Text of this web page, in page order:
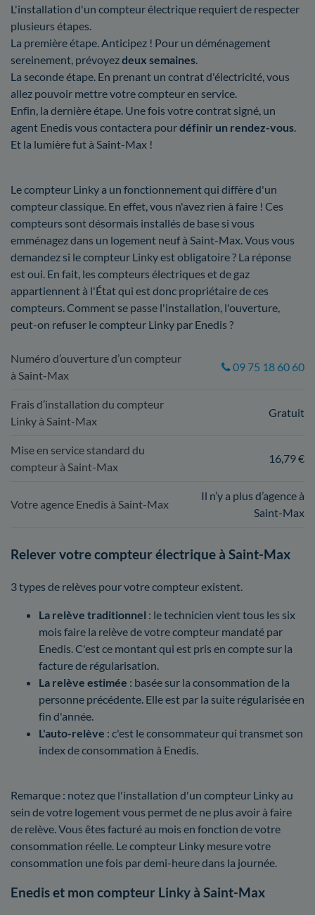
L'installation d'un compteur électrique requiert de respecter
plusieurs étapes.
La première étape. Anticipez ! Pour un déménagement
sereinement, prévoyezdeux semaines.
La seconde étape. En prenant un contrat d'électricité, vous
allez pouvoir mettre votre compteur en service.
Enfin, la dernière étape. Une fois votre contrat signé, un
agent Enedis vous contactera pourdéfinir un rendez-vous.
Et la lumière fut à Saint-Max !
Le compteur Linky a un fonctionnement qui diffère d'un
compteur classique. En effet, vous n'avez rien à faire ! Ces
compteurs sont désormais installés de base si vous
emménagez dans un logement neuf à Saint-Max. Vous vous
demandez si le compteur Linky est obligatoire ? La réponse
est oui. En fait, les compteurs électriques et de gaz
appartiennent à l'État qui est donc propriétaire de ces
compteurs. Comment se passe l'installation, l'ouverture,
peut-on refuser le compteur Linky par Enedis ?
Numéro d’ouverture d’un compteur
à Saint-Max
09 75 18 60 60
Frais d’installation du compteur
Linky à Saint-Max
Gratuit
Mise en service standard du
compteur à Saint-Max
16,79 €
Votre agence Enedis à Saint-Max
Il n’y a plus d’agence à
Saint-Max
Relever votre compteur électrique à Saint-Max
3 types de relèves pour votre compteur existent.
La relève traditionnel : le technicien vient tous les six
mois faire la relève de votre compteur mandaté par
Enedis. C'est ce montant qui est pris en compte sur la
facture de régularisation.
La relève estimée : basée sur la consommation de la
personne précédente. Elle est par la suite régularisée en
fin d'année.
L'auto-relève : c'est le consommateur qui transmet son
index de consommation à Enedis.
Remarque : notez que l'installation d'un compteur Linky au
sein de votre logement vous permet de ne plus avoir à faire
de relève. Vous êtes facturé au mois en fonction de votre
consommation réelle. Le compteur Linky mesure votre
consommation une fois par demi-heure dans la journée.
Enedis et mon compteur Linky à Saint-Max